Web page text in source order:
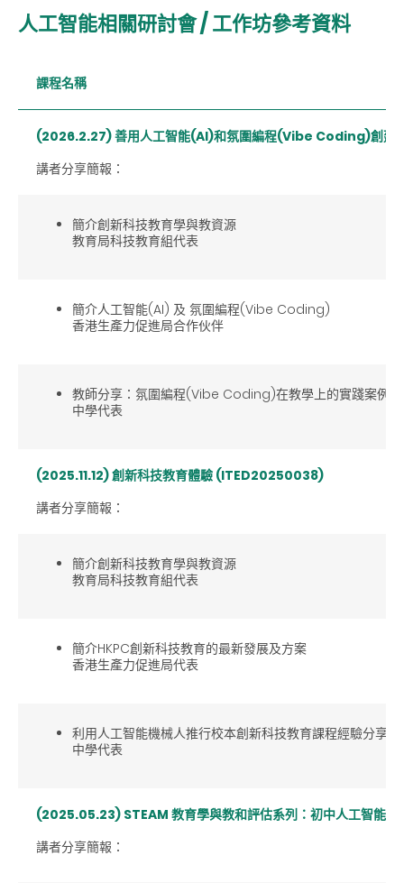
人工智能相關研討會 / 工作坊參考資料
課程名稱
(2026.2.27)善用人工智能(AI)和氛圍編程(Vibe Coding)創建
講者分享簡報：
簡介創新科技教育學與教資源
教育局科技教育組代表
簡介人工智能(AI) 及 氛圍編程(Vibe Coding)
香港生產力促進局合作伙伴
教師分享：氛圍編程(Vibe Coding)在教學上的實踐案例
中學代表
(2025.11.12)創新科技教育體驗 (ITED20250038)
講者分享簡報：
簡介創新科技教育學與教資源
教育局科技教育組代表
簡介HKPC創新科技教育的最新發展及方案
香港生產力促進局代表
利用人工智能機械人推行校本創新科技教育課程經驗分享
中學代表
(2025.05.23) STEAM 教育學與教和評估系列：初中人工智能
講者分享簡報：